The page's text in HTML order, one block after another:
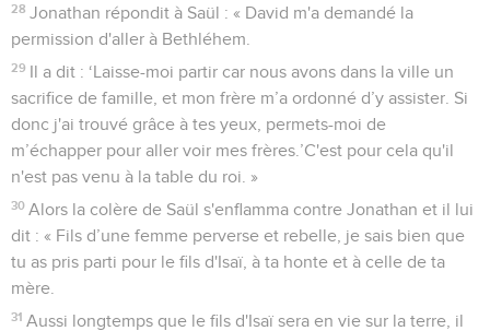
28 Jonathan répondit à Saül : « David m'a demandé la
permission d'aller à Bethléhem.
29 Il a dit : ‘Laisse-moi partir car nous avons dans la ville un
sacrifice de famille, et mon frère m’a ordonné d’y assister. Si
donc j'ai trouvé grâce à tes yeux, permets-moi de
m’échapper pour aller voir mes frères.’C'est pour cela qu'il
n'est pas venu à la table du roi. »
30 Alors la colère de Saül s'enflamma contre Jonathan et il lui
dit : « Fils d’une femme perverse et rebelle, je sais bien que
tu as pris parti pour le fils d'Isaï, à ta honte et à celle de ta
mère.
31 Aussi longtemps que le fils d'Isaï sera en vie sur la terre, il